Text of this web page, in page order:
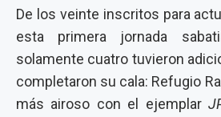
De los veinte inscritos para
esta primera jornada
solamente cuatro tuvieron
completaron su cala: Refugio
más airoso con el ejemplar